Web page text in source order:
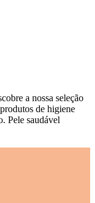
a nossa seleção
de higiene
Pele saudável